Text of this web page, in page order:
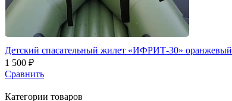
Детский спасательный жилет «ИФРИТ-30» оранжевый
1 500 ₽
Сравнить
Категории товаров